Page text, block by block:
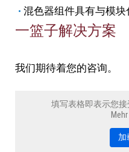
混色器组件具有与模
一篮子解决方案
我们期待着您的咨询。
填写表格即表示您接
加